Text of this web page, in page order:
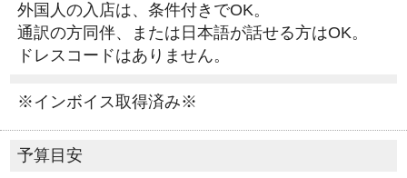
外国人の入店は、条件付きでOK。
通訳の方同伴、または日本語が話せる方はOK。
ドレスコードはありません。
※インボイス取得済み※
予算目安